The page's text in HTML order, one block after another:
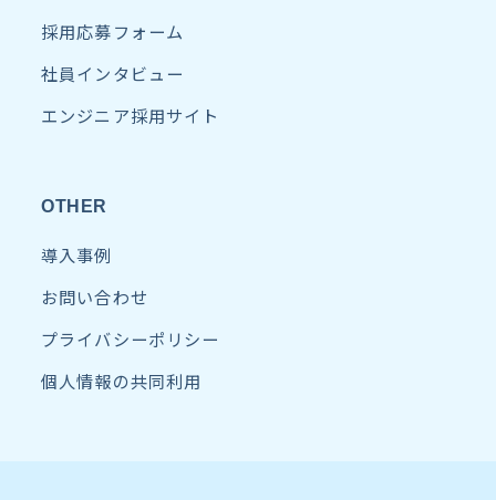
採用応募フォーム
社員インタビュー
エンジニア採用サイト
OTHER
導入事例
お問い合わせ
プライバシーポリシー
個人情報の共同利用